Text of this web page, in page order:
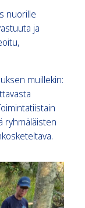
nuorille
ja
muillekin:
ryhmäläisten